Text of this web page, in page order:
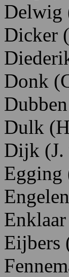
Delwig
Dicker
Donk
Dubben
Dulk
Dijk (J.
Egging
Engelen
Enklaar
Eijbers